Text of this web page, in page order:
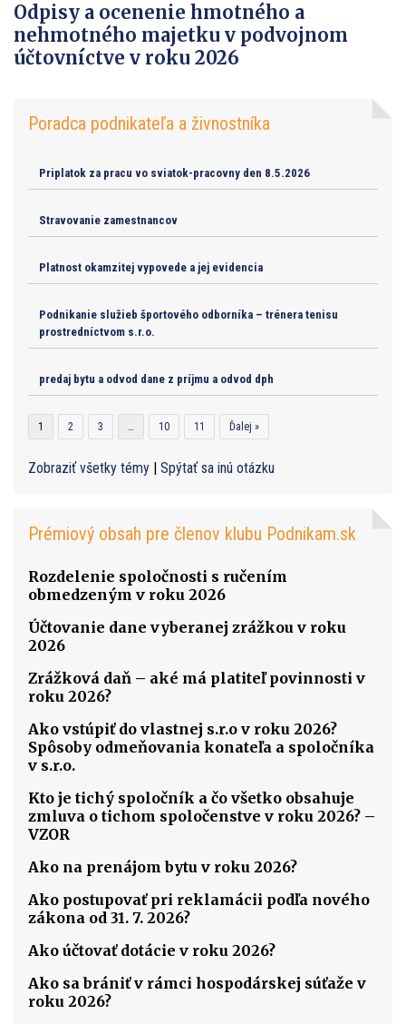
Odpisy a ocenenie hmotného a
nehmotného majetku v podvojnom
účtovníctve v roku 2026
Poradca podnikateľa a živnostníka
Priplatok za pracu vo sviatok-pracovny den 8.5.2026
Stravovanie zamestnancov
Platnost okamzitej vypovede a jej evidencia
Podnikanie služieb športového odborníka – trénera tenisu
prostredníctvom s.r.o.
predaj bytu a odvod dane z príjmu a odvod dph
1 2 3 … 10 11 Ďalej »
Zobraziť všetky témy | Spýtať sa inú otázku
Prémiový obsah pre členov klubu Podnikam.sk
Rozdelenie spoločnosti s ručením
obmedzeným v roku 2026
Účtovanie dane vyberanej zrážkou v roku
2026
Zrážková daň – aké má platiteľ povinnosti v
roku 2026?
Ako vstúpiť do vlastnej s.r.o v roku 2026?
Spôsoby odmeňovania konateľa a spoločníka
v s.r.o.
Kto je tichý spoločník a čo všetko obsahuje
zmluva o tichom spoločenstve v roku 2026? –
VZOR
Ako na prenájom bytu v roku 2026?
Ako postupovať pri reklamácii podľa nového
zákona od 31. 7. 2026?
Ako účtovať dotácie v roku 2026?
Ako sa brániť v rámci hospodárskej súťaže v
roku 2026?